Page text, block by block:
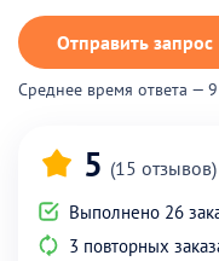
Отправить запрос
Среднее время ответа —
5 (15 отзывов)
Выполнено 26
3 повторных